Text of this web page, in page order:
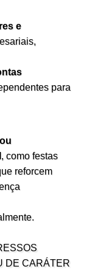
e
para
, como festas
reforcem
DE CARÁTER